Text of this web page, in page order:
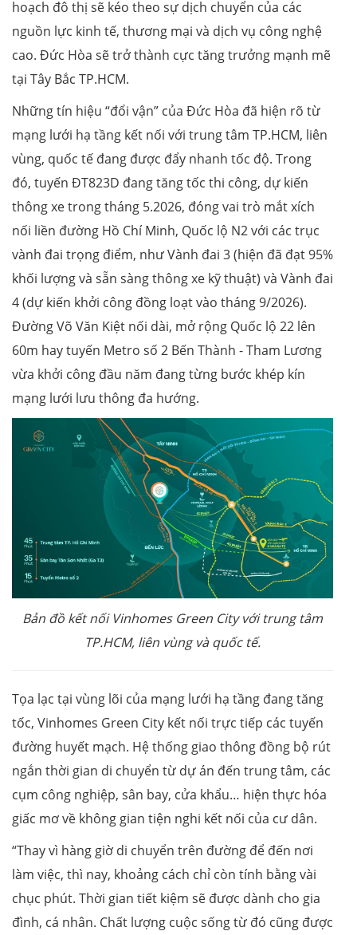
hoạch đô thị sẽ kéo theo sự dịch chuyển của các
nguồn lực kinh tế, thương mại và dịch vụ công nghệ
cao. Đức Hòa sẽ trở thành cực tăng trưởng mạnh mẽ
tại Tây Bắc TP.HCM.
Những tín hiệu “đổi vận” của Đức Hòa đã hiện rõ từ
mạng lưới hạ tầng kết nối với trung tâm TP.HCM, liên
vùng, quốc tế đang được đẩy nhanh tốc độ. Trong
đó, tuyến ĐT823D đang tăng tốc thi công, dự kiến
thông xe trong tháng 5.2026, đóng vai trò mắt xích
nối liền đường Hồ Chí Minh, Quốc lộ N2 với các trục
vành đai trọng điểm, như Vành đai 3 (hiện đã đạt 95%
khối lượng và sẵn sàng thông xe kỹ thuật) và Vành đai
4 (dự kiến khởi công đồng loạt vào tháng 9/2026).
Đường Võ Văn Kiệt nối dài, mở rộng Quốc lộ 22 lên
60m hay tuyến Metro số 2 Bến Thành - Tham Lương
vừa khởi công đầu năm đang từng bước khép kín
mạng lưới lưu thông đa hướng.
Bản đồ kết nối Vinhomes Green City với trung tâm
TP.HCM, liên vùng và quốc tế.
Tọa lạc tại vùng lõi của mạng lưới hạ tầng đang tăng
tốc, Vinhomes Green City kết nối trực tiếp các tuyến
đường huyết mạch. Hệ thống giao thông đồng bộ rút
ngắn thời gian di chuyển từ dự án đến trung tâm, các
cụm công nghiệp, sân bay, cửa khẩu… hiện thực hóa
giấc mơ về không gian tiện nghi kết nối của cư dân.
“Thay vì hàng giờ di chuyển trên đường để đến nơi
làm việc, thì nay, khoảng cách chỉ còn tính bằng vài
chục phút. Thời gian tiết kiệm sẽ được dành cho gia
đình, cá nhân. Chất lượng cuộc sống từ đó cũng được